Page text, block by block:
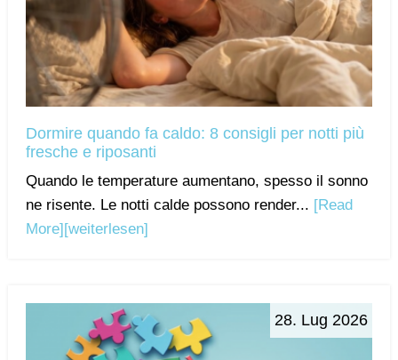
Dormire quando fa caldo: 8 consigli per notti più
fresche e riposanti
Quando le temperature aumentano, spesso il sonno
ne risente. Le notti calde possono render... [Read
More] [weiterlesen]
28. Lug 2026